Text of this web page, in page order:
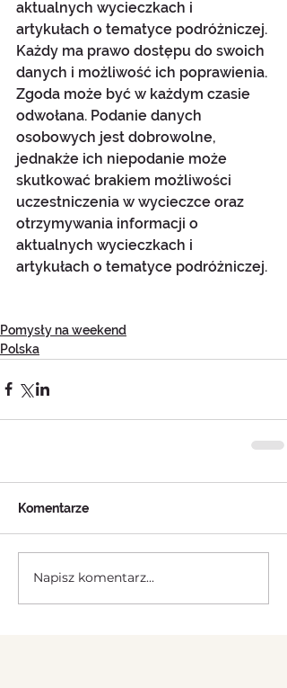
aktualnych wycieczkach i
artykułach o tematyce podróżniczej.
Każdy ma prawo dostępu do swoich
danych i możliwość ich poprawienia.
Zgoda może być w każdym czasie
odwołana. Podanie danych
osobowych jest dobrowolne,
jednakże ich niepodanie może
skutkować brakiem możliwości
uczestniczenia w wycieczce oraz
otrzymywania informacji o
aktualnych wycieczkach i
artykułach o tematyce podróżniczej.
Pomysły na weekend
Polska
Komentarze
Napisz komentarz...